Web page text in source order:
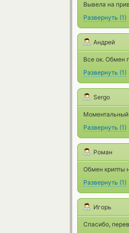
Вывела на
Развернуть (1)
Андрей
Все ок. Обмен
Развернуть (1)
Sergo
Развернуть (1)
Роман
Обмен крипты
Развернуть (1)
Игорь
Спасибо,